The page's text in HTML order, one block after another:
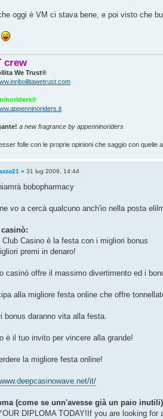
oggi è VM ci stava bene, e poi visto che
crew
We Trust®
a new fragrance by appenninoriders
folle con le proprie opinioni che saggio con quelle
» 31 lug 2009, 14:44
bobopharmacy
vo a cercà qualcuno anch'io nella posta
Club Casino è la festa con i migliori bonus
premi in denaro!
casinò offre il massimo divertimento ed i
alla migliore festa online che offre
bonus daranno vita alla festa.
è il tuo invito per vincere alla grande!
la migliore festa online!
it/
(come se unn'avesse già un paio inutili)
DIPLOMA TODAY!If you are looking